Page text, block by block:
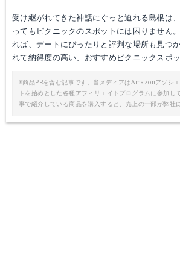
受け継がれてきた神話にぐっと迫れる島根は
ってもピクニックのスポットには困りません
れば、デートにぴったりと評判な場所も見つ
れて納得度の高い、おすすめピクニックスポッ
※商品PRを含む記事です。当メディアはAmazonアソシ
トを始めとした各種アフィリエイトプログラムに参加し
事で紹介している商品を購入すると、売上の一部が弊社